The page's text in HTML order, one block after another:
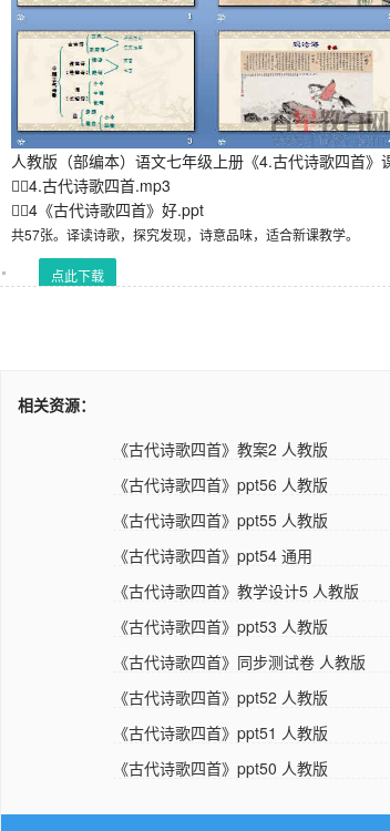
人教版（部编本）语文七年级上册《4.古代诗歌四首》
4.古代诗歌四首.mp3
4《古代诗歌四首》好.ppt
共57张。译读诗歌，探究发现，诗意品味，适合新课教学。
点此下载
相关资源：
《古代诗歌四首》教案2 人教版
《古代诗歌四首》ppt56 人教版
《古代诗歌四首》ppt55 人教版
《古代诗歌四首》ppt54 通用
《古代诗歌四首》教学设计5 人教版
《古代诗歌四首》ppt53 人教版
《古代诗歌四首》同步测试卷 人教版
《古代诗歌四首》ppt52 人教版
《古代诗歌四首》ppt51 人教版
《古代诗歌四首》ppt50 人教版